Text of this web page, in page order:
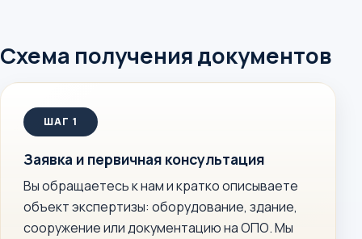
Схема получения документов
Заявка и первичная консультация
Вы обращаетесь к нам и кратко описываете
объект экспертизы: оборудование, здание,
сооружение или документацию на ОПО. Мы